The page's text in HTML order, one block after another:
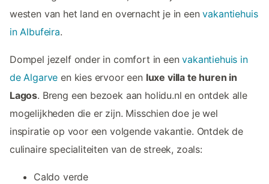
westen van het land en overnacht je in eenvakantiehuis
in Albufeira.
Dompel jezelf onder in comfort in eenvakantiehuis in
de Algarve en kies ervoor een luxe villa te huren in
Lagos. Breng een bezoek aan holidu.nl en ontdek alle
mogelijkheden die er zijn. Misschien doe je wel
inspiratie op voor een volgende vakantie. Ontdek de
culinaire specialiteiten van de streek, zoals:
Caldo verde